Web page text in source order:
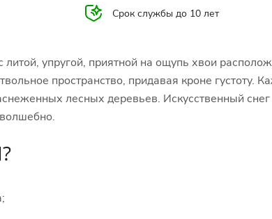
на хвою искусственного снега методом
флокирования;
✓ специальная коробка для
✓ быстрая трехъярусная сборка.
Срок службы до 10 лет
упругой, приятной на ощупь хвои
пространство, придавая кроне густоту.
лесных деревьев. Искусственный